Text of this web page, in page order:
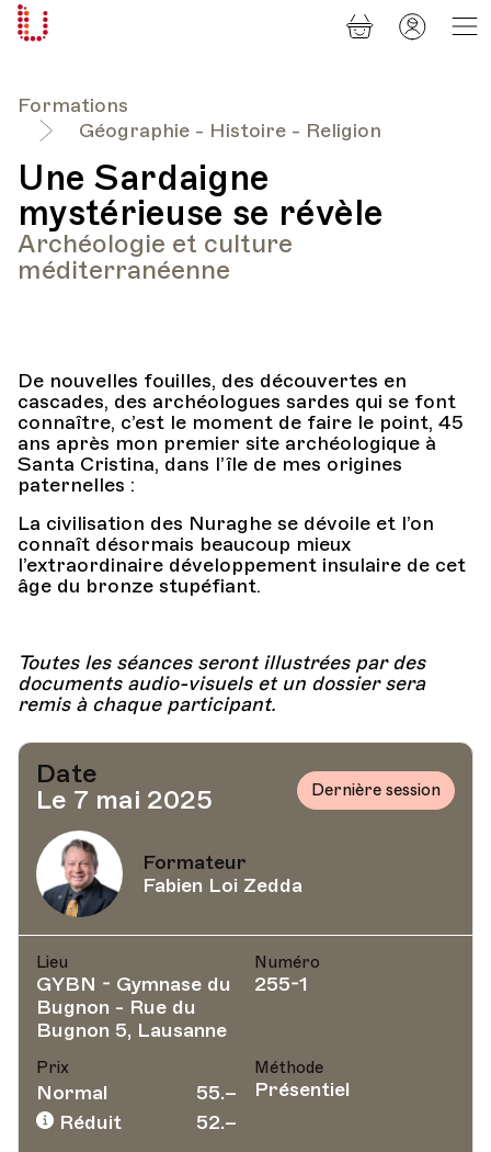
Formations
Géographie - Histoire - Religion
Une Sardaigne
mystérieuse se révèle
Archéologie et culture
méditerranéenne
De nouvelles fouilles, des découvertes en
cascades, des archéologues sardes qui se font
connaître, c’est le moment de faire le point, 45
ans après mon premier site archéologique à
Santa Cristina, dans l’île de mes origines
paternelles :
La civilisation des Nuraghe se dévoile et l’on
connaît désormais beaucoup mieux
l’extraordinaire développement insulaire de cet
âge du bronze stupéfiant.
Toutes les séances seront illustrées par des
documents audio-visuels et un dossier sera
remis à chaque participant.
Date
Le 7 mai 2025
Dernière session
Formateur
Fabien Loi Zedda
Lieu
GYBN - Gymnase du
Bugnon - Rue du
Bugnon 5, Lausanne
Numéro
255-1
Prix
Normal
55.–
Réduit
52.–
Méthode
Présentiel
Panier
Mon